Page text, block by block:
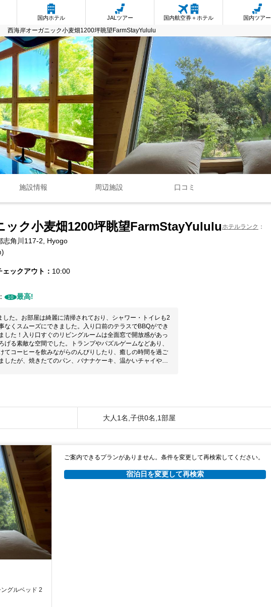
国内ホテル JALツアー 国内航空券＋ホテル 国内ツアー
西海岸オーガニック小麦畑1200坪眺望FarmStayYululu
施設情報 周辺施設 口コミ
ック小麦畑1200坪眺望FarmStayYululu ホテルランク
志角川117-2, Hyogo
ェックアウト 10:00
10 最高!
た。お部屋は綺麗に清掃されており、シャワー・トイレも2
なくスムーズにできました。入り口前のテラスでBBQができ
した！入り口すぐのリビングルームは全面窓で開放感があっ
げる素敵な空間でした。トランプやパズルゲームなどあり、
てコーヒーを飲みながらのんびりしたり、癒しの時間を過ご
したが、焼きたてのパン、バナナケーキ、温かいチャイや季
大人1名,子供0名,1部屋
グルベッド 2
ご案内できるプランがありません。条件を変更して再検索してください。
宿泊日を変更して再検索